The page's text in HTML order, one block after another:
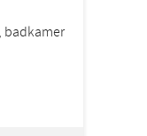
badkamer